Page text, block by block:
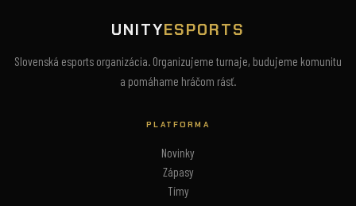
UNITYESPORTS
Slovenská esports organizácia. Organizujeme turnaje, budujeme komunitu
a pomáhame hráčom rásť.
PLATFORMA
Novinky
Zápasy
Tímy